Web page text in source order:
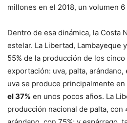
millones en el 2018, un volumen
Dentro de esa dinámica, la Costa
estelar. La Libertad, Lambayeque y
55% de la producción de los
exportación: uva, palta, arándano,
uva se produce principalmente en
el 37% en unos pocos años. La
producción nacional de palta, con